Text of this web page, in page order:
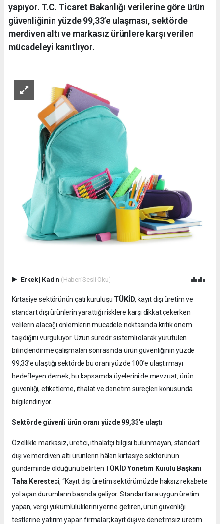
yapıyor. T.C. Ticaret Bakanlığı verilerine göre ürün
güvenliğinin yüzde 99,33’e ulaşması, sektörde
merdiven altı ve markasız ürünlere karşı verilen
mücadeleyi kanıtlıyor.
Erkek| Kadın (Haberi Sesli Oku)
Kırtasiye sektörünün çatı kuruluşu TÜKİD, kayıt dışı üretim ve
standart dışı ürünlerin yarattığı risklere karşı dikkat çekerken
velilerin alacağı önlemlerin mücadele noktasında kritik önem
taşıdığını vurguluyor. Uzun süredir sistemli olarak yürütülen
bilinçlendirme çalışmaları sonrasında ürün güvenliğinin yüzde
99,33’e ulaştığı sektörde bu oranı yüzde 100’e ulaştırmayı
hedefleyen dernek, bu kapsamda üyelerini de mevzuat, ürün
güvenliği, etiketleme, ithalat ve denetim süreçleri konusunda
bilgilendiriyor.
Sektörde güvenli ürün oranı yüzde 99,33’e ulaştı
Özellikle markasız, üretici, ithalatçı bilgisi bulunmayan, standart
dışı ve merdiven altı ürünlerin hâlen kırtasiye sektörünün
gündeminde olduğunu belirten TÜKİD Yönetim Kurulu Başkanı
Taha Keresteci, “Kayıt dışı üretim sektörümüzde haksız rekabete
yol açan durumların başında geliyor. Standartlara uygun üretim
yapan, vergi yükümlülüklerini yerine getiren, ürün güvenliği
testlerine yatırım yapan firmalar; kayıt dışı ve denetimsiz üretim